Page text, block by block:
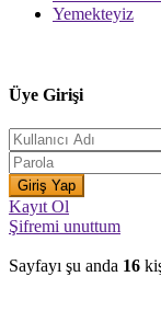
Yemekteyiz
Üye Girişi
Kayıt Ol
Şifremi unuttum
Sayfayı şu anda 16